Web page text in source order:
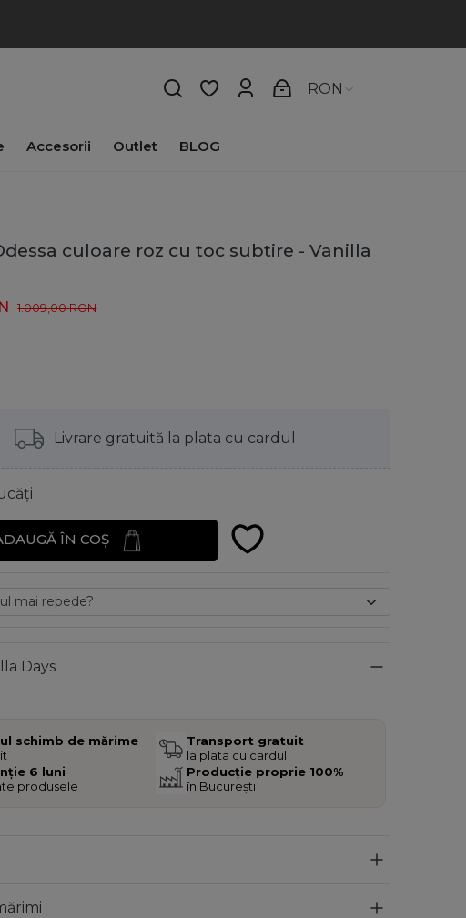
Accesorii Outlet BLOG
RON
culoare roz cu toc subtire - Vanilla
1.009,00RON
Livrare gratuită la plata cu cardul
ÎN COȘ
Days
schimb de mărime
Transport gratuit
la plata cu cardul
6 luni
produsele
Producție proprie 100%
în București